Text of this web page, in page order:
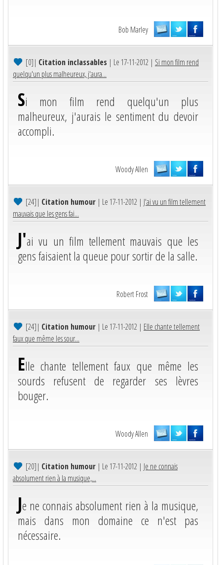
Bob Marley
[0]| Citation inclassables | Le 17-11-2012 | Si mon film rend
quelqu'un plus malheureux, j'aura...
Si mon film rend quelqu'un plus
malheureux, j'aurais le sentiment du devoir
accompli.
Woody Allen
[24]| Citation humour | Le 17-11-2012 | J'ai vu un film tellement
mauvais que les gens fai...
J'ai vu un film tellement mauvais que les
gens faisaient la queue pour sortir de la salle.
Robert Frost
[24]| Citation humour | Le 17-11-2012 | Elle chante tellement
faux que même les sour...
Elle chante tellement faux que même les
sourds refusent de regarder ses lèvres
bouger.
Woody Allen
[20]| Citation humour | Le 17-11-2012 | Je ne connais
absolument rien à la musique,...
Je ne connais absolument rien à la musique,
mais dans mon domaine ce n'est pas
nécessaire.